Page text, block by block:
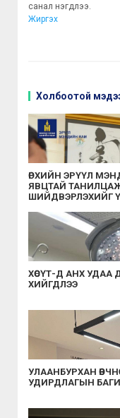
санал нэгдлээ.
Жиргэх
Холбоотой
ӨРХИЙН ЭРҮҮЛ
ЯВЦТАЙ
ШИЙДВЭРЛЭХИЙГ
ХӨСҮТ-Д АНХ УДАА
ХИЙГДЛЭЭ
УЛААНБУРХАН
УДИРДЛАГЫН